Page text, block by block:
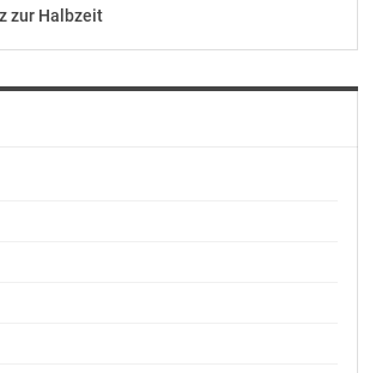
Service GmbH
INHALTLICHER VERANTWORTUNG
www.ots.at
zur Halbzeit